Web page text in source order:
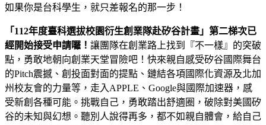
如果你是台科學生，就只差報名的那一步！
「 112年度臺科選拔校園衍生創業隊赴矽谷計畫」第二梯次已
經開始接受申請囉！ 讓團隊在創業路上找到『不一樣』的突破
點，勇敢地朝向創業天堂冒險吧！快來親自感受矽谷國際舞台
的Pitch震撼、創投面對面的提點、鏈結各項國際化資源及北加
州校友會的力量等，走入APPLE、Google與國際加速器，感
受新創各種可能。挑戰自己，勇敢踏出舒適圈，破除對美國矽
谷的未知與幻想。聽別人說得再多，都不如親自體會，給自己